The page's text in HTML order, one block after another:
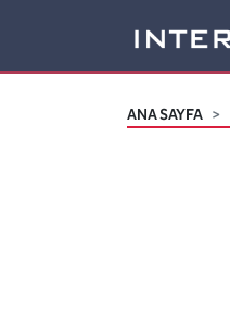
ANA SAYFA